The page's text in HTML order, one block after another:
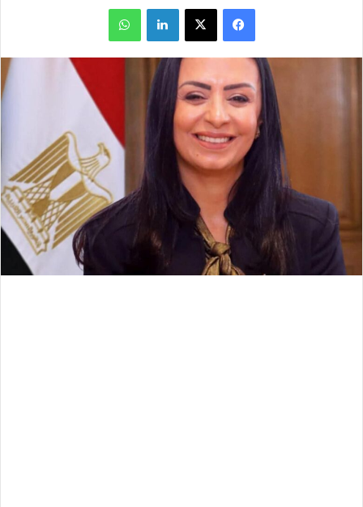
فيسبوك X لينكدإن